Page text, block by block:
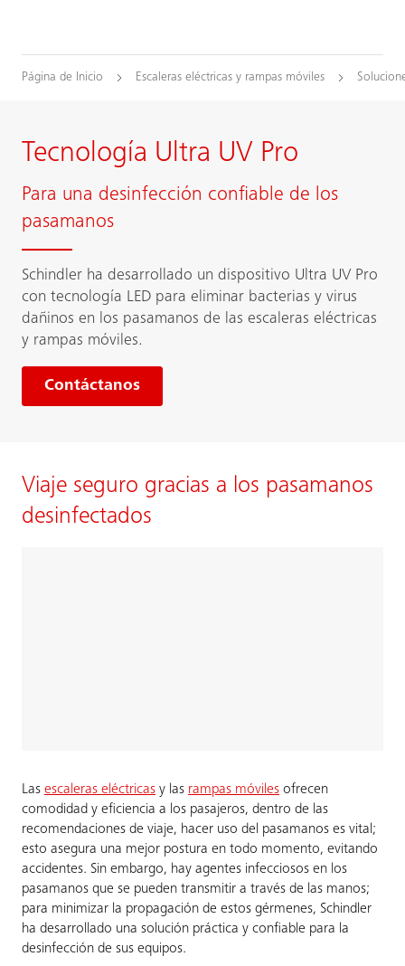
Página de Inicio Escaleras eléctricas y rampas móviles
Tecnología Ultra UV Pro
Para una desinfección confiable de los
pasamanos
Schindler ha desarrollado un dispositivo Ultra UV Pro
con tecnología LED para eliminar bacterias y virus
dañinos en los pasamanos de las escaleras eléctricas
y rampas móviles.
Contáctanos
Viaje seguro gracias a los pasamanos
desinfectados
Las escaleras eléctricas y las rampas móviles ofrecen
comodidad y eficiencia a los pasajeros, dentro de las
recomendaciones de viaje, hacer uso del pasamanos es vital;
esto asegura una mejor postura en todo momento, evitando
accidentes. Sin embargo, hay agentes infecciosos en los
pasamanos que se pueden transmitir a través de las manos;
para minimizar la propagación de estos gérmenes, Schindler
ha desarrollado una solución práctica y confiable para la
desinfección de sus equipos.